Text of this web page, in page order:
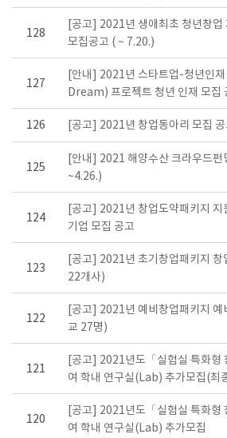
128
[공고] 2021년 생애최초 청년창업
모집공고 ( ~ 7.20.)
127
[안내] 2021년 스타트업-청년인
Dream) 프로젝트 청년 인재 모집
126 [공고] 2021년 창업동아리 모집
125
[안내] 2021 해양수산 크라우드펀
~4.26.)
124
[공고] 2021년 창업도약패키지 지
기업 모집 공고
123
[공고] 2021년 초기창업패키지 창
22개사)
122
[공고] 2021년 예비창업패키지
교 27명)
121
[공고] 2021년도「실험실 특화형
여 학내 연구실(Lab) 추가모집(최
120
[공고] 2021년도「실험실 특화형
여 학내 연구실(Lab) 추가모집